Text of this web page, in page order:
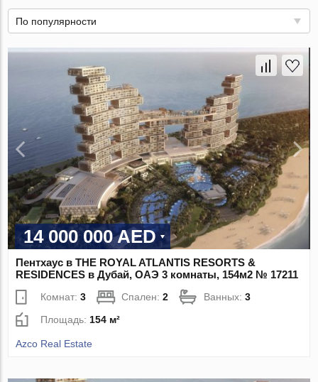
По популярности
14 000 000 AED
Пентхаус в THE ROYAL ATLANTIS RESORTS &
RESIDENCES в Дубай, ОАЭ 3 комнаты, 154м2 № 17211
Комнат:3 Спален:2 Ванных:3
Площадь: 154 м²
Azco Real Estate